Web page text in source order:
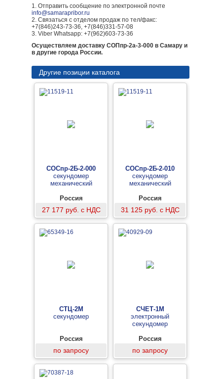
1. Отправить сообщение по электронной почте
info@samarapribor.ru
2. Связаться с отделом продаж по тел/факс:
+7(846)243-73-36, +7(846)331-57-08
3. Viber Whatsapp: +7(962)603-73-36
Осуществляем доставку СОПпр-2а-3-000 в Самару и
в другие города России.
Другие позиции каталога
СОСпр-2Б-2-000
секундомер
механический
Россия
27 177 руб. с НДС
СОСпр-2Б-2-010
секундомер
механический
Россия
31 125 руб. с НДС
СТЦ-2М
секундомер
Россия
по запросу
СЧЕТ-1М
электронный
секундомер
Россия
по запросу